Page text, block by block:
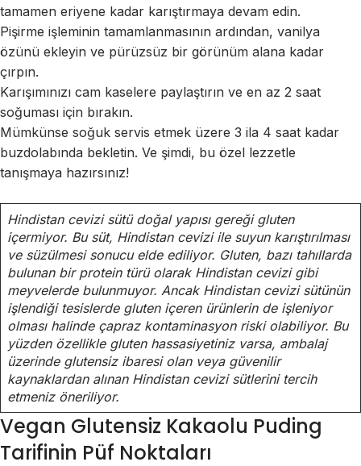
tamamen eriyene kadar karıştırmaya devam edin.
Pişirme işleminin tamamlanmasının ardından, vanilya
özünü ekleyin ve pürüzsüz bir görünüm alana kadar
çırpın.
Karışımınızı cam kaselere paylaştırın ve en az 2 saat
soğuması için bırakın.
Mümkünse soğuk servis etmek üzere 3 ila 4 saat kadar
buzdolabında bekletin. Ve şimdi, bu özel lezzetle
tanışmaya hazırsınız!
Hindistan cevizi sütü doğal yapısı gereği gluten
içermiyor. Bu süt, Hindistan cevizi ile suyun karıştırılması
ve süzülmesi sonucu elde ediliyor. Gluten, bazı tahıllarda
bulunan bir protein türü olarak Hindistan cevizi gibi
meyvelerde bulunmuyor. Ancak Hindistan cevizi sütünün
işlendiği tesislerde gluten içeren ürünlerin de işleniyor
olması halinde çapraz kontaminasyon riski olabiliyor. Bu
yüzden özellikle gluten hassasiyetiniz varsa, ambalaj
üzerinde glutensiz ibaresi olan veya güvenilir
kaynaklardan alınan Hindistan cevizi sütlerini tercih
etmeniz öneriliyor.
Vegan Glutensiz Kakaolu Puding
Tarifinin Püf Noktaları